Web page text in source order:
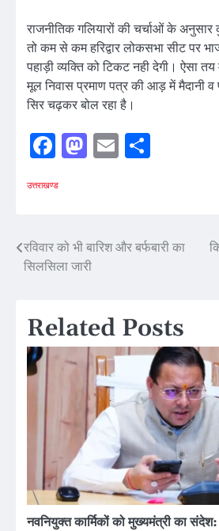
राजनीतिक गलियारों की चर्चाओं के
तो कम से कम हरिद्वार लोकसभा सीट पर
पहाड़ी व्यक्ति को टिकट नही देगी। ऐसा तय
मूल निवास प्रमाण पत्र की आड़ में मैदानी व
सिर चढ़कर बोल रहा है।
Facebook
Mastodon
Email
उत्तराखण्ड
Post
रविवार को भी बारिश और बर्फबारी का
सिलसिला जारी
Related Posts
नवनियुक्त कार्मिकों को मुख्यमंत्री का संदेश: